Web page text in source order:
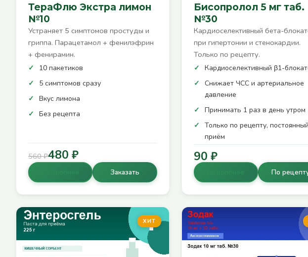
ТераФлю Экстра лимон
№10
Устраняет 5 симптомов простуды и
гриппа. Парацетамол + фенилэфрин
+ фенирамин.
10 пакетиков
5 симптомов сразу
Вкус лимона
Без рецепта
560 ₽480 ₽
Заказать
Бисопролол 5 мг таб.
№30
Кардиоселективный бета-
при гипертонии и стенокардии.
Только по рецепту.
Кардиоселективный β1-
Снижает ЧСС и артериальное
давление
Принимать 1 раз в день утром
Только по рецепту, постоянный
приём
90 ₽
По
ХИТ